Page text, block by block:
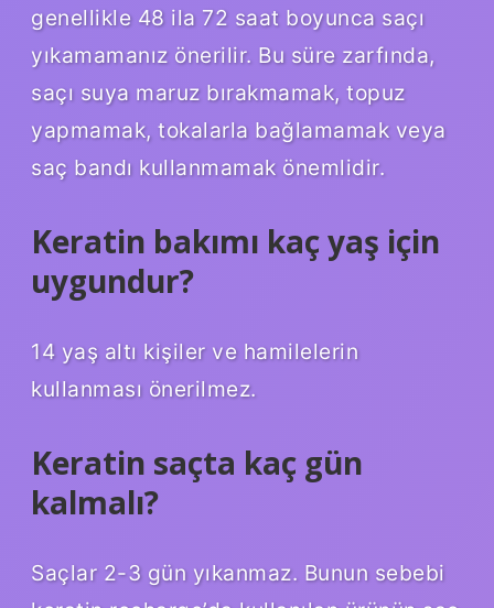
genellikle 48 ila 72 saat boyunca saçı
yıkamamanız önerilir. Bu süre zarfında,
saçı suya maruz bırakmamak, topuz
yapmamak, tokalarla bağlamamak veya
saç bandı kullanmamak önemlidir.
Keratin bakımı kaç yaş için
uygundur?
14 yaş altı kişiler ve hamilelerin
kullanması önerilmez.
Keratin saçta kaç gün
kalmalı?
Saçlar 2-3 gün yıkanmaz. Bunun sebebi